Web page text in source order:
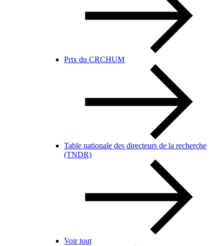
Prix du CRCHUM
Table nationale des directeurs de la recherche
(TNDR)
Voir tout